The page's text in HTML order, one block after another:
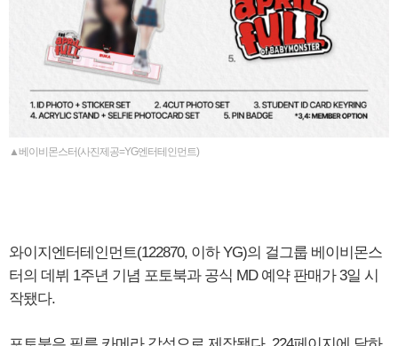
▲베이비몬스터(사진제공=YG엔터테인먼트)
와이지엔터테인먼트(122870, 이하 YG)의 걸그룹 베이비몬스
터의 데뷔 1주년 기념 포토북과 공식 MD 예약 판매가 3일 시
작됐다.